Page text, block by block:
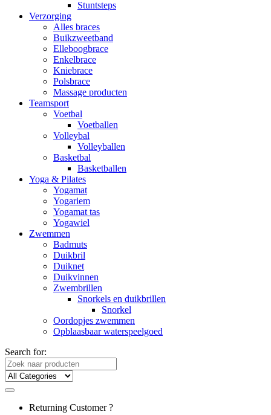
Stuntsteps
Verzorging
Alles braces
Buikzweetband
Elleboogbrace
Enkelbrace
Kniebrace
Polsbrace
Massage producten
Teamsport
Voetbal
Voetballen
Volleybal
Volleyballen
Basketbal
Basketballen
Yoga & Pilates
Yogamat
Yogariem
Yogamat tas
Yogawiel
Zwemmen
Badmuts
Duikbril
Duiknet
Duikvinnen
Zwembrillen
Snorkels en duikbrillen
Snorkel
Oordopjes zwemmen
Opblaasbaar waterspeelgoed
Search for:
Returning Customer ?